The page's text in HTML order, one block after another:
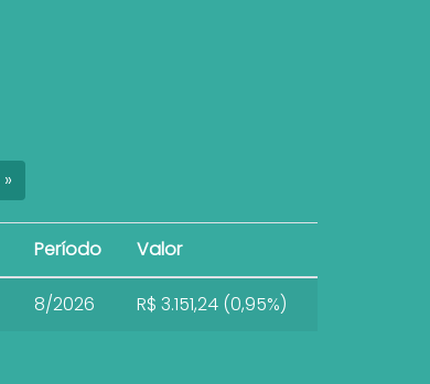
»
Período Valor
8/2026 R$ 3.151,24 (0,95%)